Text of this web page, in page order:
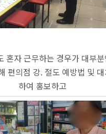
혼자 근무하는 경우가 대부분
편의점 강. 절도 예방법 및
하여 홍보하고